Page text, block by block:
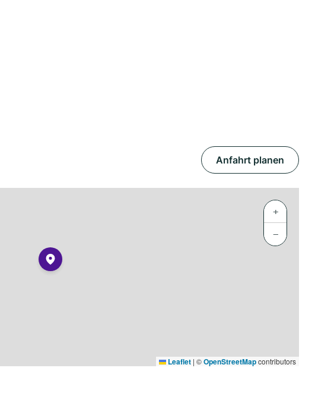
Anfahrt planen
+
−
Leaflet | ©OpenStreetMapcontributors